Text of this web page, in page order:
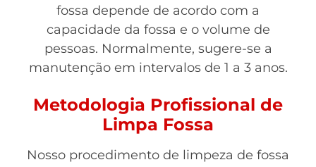
fossa depende de acordo com a
capacidade da fossa e o volume de
pessoas. Normalmente, sugere-se a
manutenção em intervalos de 1 a 3 anos.
Metodologia Profissional de
Limpa Fossa
Nosso procedimento de limpeza de fossa